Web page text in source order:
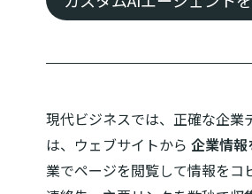
現代ビジネスでは、正確な企業
は、ウェブサイトから 企業情報
業でページを閲覧して情報を